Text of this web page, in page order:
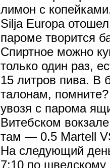
лимон с
Silja Euroрa
пароме творится
Спиртное можно
только один раз,
15 литров пива. В
талонам,
увозя с парома
Витебском
там — 0.5 Martell
На следующий
7:10 по